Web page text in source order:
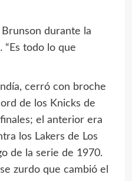
Brunson durante la
“Es todo lo que
cerró con broche
de los Knicks de
el anterior era
los Lakers de Los
de la serie de 1970.
zurdo que cambió el